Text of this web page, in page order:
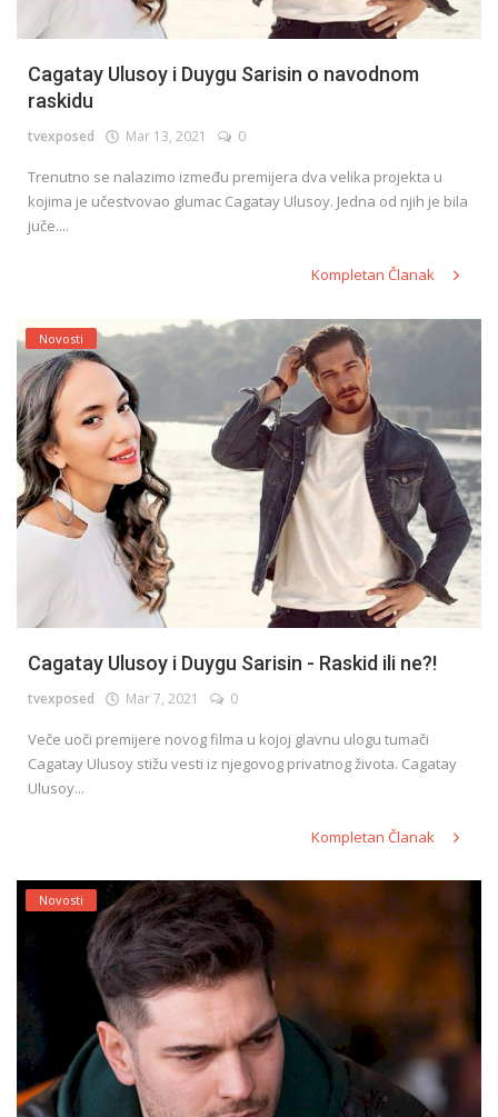
Cagatay Ulusoy i Duygu Sarisin o navodnom
raskidu
tvexposed Mar 13, 2021 0
Trenutno se nalazimo između premijera dva velika projekta u
kojima je učestvovao glumac Cagatay Ulusoy. Jedna od njih je bila
juče....
Kompletan Članak
Novosti
Cagatay Ulusoy i Duygu Sarisin - Raskid ili ne?!
tvexposed Mar 7, 2021 0
Veče uoči premijere novog filma u kojoj glavnu ulogu tumači
Cagatay Ulusoy stižu vesti iz njegovog privatnog života. Cagatay
Ulusoy...
Kompletan Članak
Novosti